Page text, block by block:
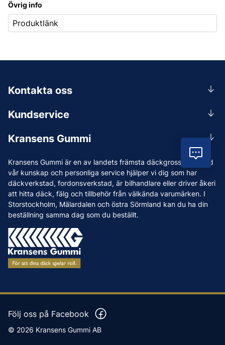
Övrig info
Produktlänk
Kransens Gummi är en av landets främsta däckgrossister. Med
vår kunskap och personliga service hjälper vi dig som har
däckverkstad, fordonsverkstad, är bilhandlare eller driver åkeri
att hitta däck, fälg och tillbehör från välkända varumärken. I
Storstockholm, Mälardalen och östra Sörmland kan du ha din
beställning samma dag som du beställt.
Kundservice
Leverans
Reklamation & återköp
Betalning & faktura
Köpvillkor
Vanliga frågor och svar
Kransens Gummi
Vi som jobbar på Kransens Gummi
Jobba hos oss
Nyheter
Tips & Råd
Varumärken
Våra Verkstäder
Press
Kontakta oss
0156-409 00
Mån-Tors 07.30-16:30, Fre 07.30-15.00.
Lunchstängt 12:00-12:30
Följ oss på Facebook
© 2026 Kransens Gummi AB